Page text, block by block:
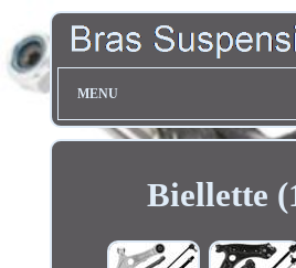
MENU
Biellette